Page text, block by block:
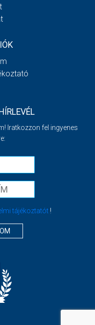
Iratkozzon fel ingyenes
tájékoztatót!